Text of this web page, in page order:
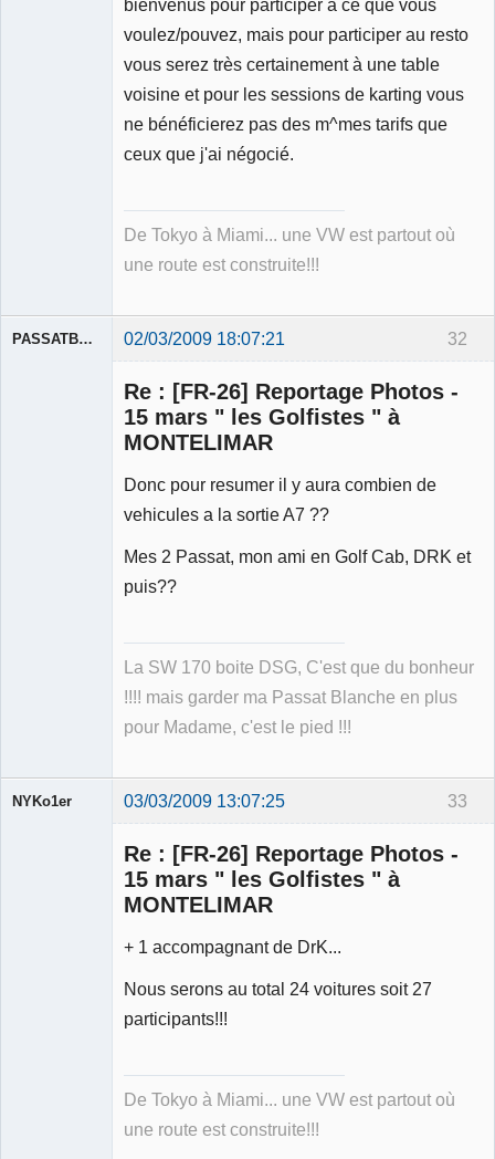
bienvenus pour participer à ce que vous
voulez/pouvez, mais pour participer au resto
vous serez très certainement à une table
voisine et pour les sessions de karting vous
ne bénéficierez pas des m^mes tarifs que
ceux que j'ai négocié.
De Tokyo à Miami... une VW est partout où
une route est construite!!!
32
PASSATBLANCHE 02/03/2009 18:07:21
Re : [FR-26] Reportage Photos -
15 mars " les Golfistes " à
MONTELIMAR
Donc pour resumer il y aura combien de
vehicules a la sortie A7 ??
Mes 2 Passat, mon ami en Golf Cab, DRK et
puis??
La SW 170 boite DSG, C'est que du bonheur
!!!! mais garder ma Passat Blanche en plus
pour Madame, c'est le pied !!!
33
NYKo1er 03/03/2009 13:07:25
Re : [FR-26] Reportage Photos -
15 mars " les Golfistes " à
MONTELIMAR
+ 1 accompagnant de DrK...
Nous serons au total 24 voitures soit 27
participants!!!
De Tokyo à Miami... une VW est partout où
une route est construite!!!